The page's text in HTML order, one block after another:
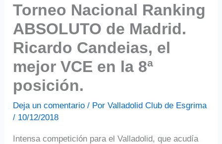
Torneo Nacional Ranking
ABSOLUTO de Madrid.
Ricardo Candeias, el
mejor VCE en la 8ª
posición.
Deja un comentario / PorValladolid Club de Esgrima
/ 10/12/2018
Intensa competición para el Valladolid, que acudía